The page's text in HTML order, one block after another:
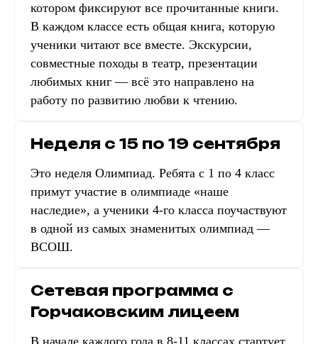
котором фиксируют все прочитанные книги.
В каждом классе есть общая книга, которую
ученики читают все вместе. Экскурсии,
совместные походы в театр, презентации
любимых книг — всё это направлено на
работу по развитию любви к чтению.
Неделя с 15 по 19 сентября
Это неделя Олимпиад. Ребята с 1 по 4 класс
примут участие в олимпиаде «наше
наследие», а ученики 4-го класса поучаствуют
в одной из самых знаменитых олимпиад —
ВСОШ.
Сетевая программа с
Горчаковским лицеем
В начале каждого года в 8-11 классах стартует